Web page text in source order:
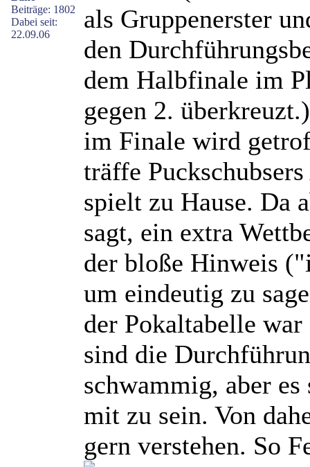
Beiträge: 1802
Dabei seit:
22.09.06
als Gruppenerster
den
dem Halbfinale im
gegen 2.
im Finale wird
träffe
spielt zu Hause. Da
sagt, ein extra
der bloße Hinweis
um eindeutig zu
der Pokaltabelle
sind die
schwammig, aber
mit zu sein. Von
gern verstehen. So